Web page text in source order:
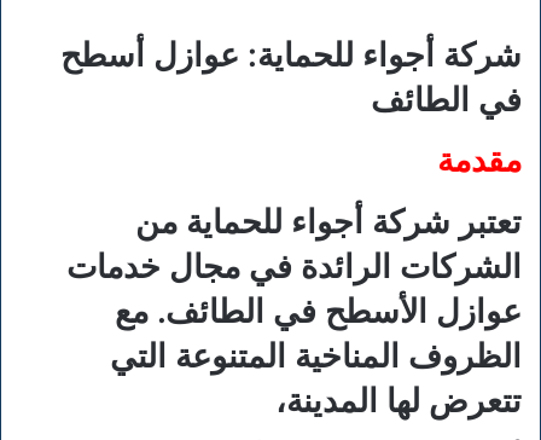
شركة أجواء للحماية: عوازل أسطح
في الطائف
مقدمة
تعتبر شركة أجواء للحماية من
الشركات الرائدة في مجال خدمات
عوازل الأسطح في الطائف. مع
الظروف المناخية المتنوعة التي
تتعرض لها المدينة،